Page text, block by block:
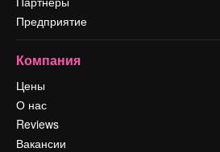
Предприятие
Компания
Цены
О нас
Reviews
Вакансии